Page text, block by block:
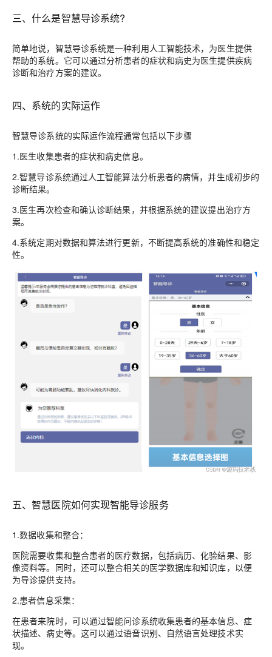
三、什么是智慧导诊系统?
简单地说，智慧导诊系统是一种利用人工智能技术，为医生提供
帮助的系统。它可以通过分析患者的症状和病史为医生提供疾病
诊断和治疗方案的建议。
四、系统的实际运作
智慧导诊系统的实际运作流程通常包括以下步骤
1.医生收集患者的症状和病史信息。
2.智慧导诊系统通过人工智能算法分析患者的病情，并生成初步的
诊断结果。
3.医生再次检查和确认诊断结果，并根据系统的建议提出治疗方
案。
4.系统定期对数据和算法进行更新，不断提高系统的准确性和稳定
性。
五、智慧医院如何实现智能导诊服务
1.数据收集和整合：
医院需要收集和整合患者的医疗数据，包括病历、化验结果、影
像资料等。同时，还可以整合相关的医学数据库和知识库，以便
为导诊提供支持。
2.患者信息采集：
在患者来院时，可以通过智能问诊系统收集患者的基本信息、症
状描述、病史等。这可以通过语音识别、自然语言处理技术实
现。